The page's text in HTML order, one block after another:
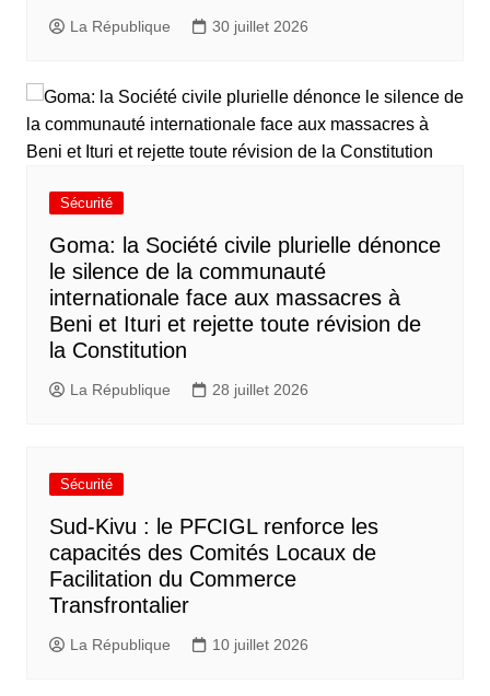
La République 30 juillet 2026
Sécurité
Goma: la Société civile plurielle dénonce
le silence de la communauté
internationale face aux massacres à
Beni et Ituri et rejette toute révision de
la Constitution
La République 28 juillet 2026
Sécurité
Sud-Kivu : le PFCIGL renforce les
capacités des Comités Locaux de
Facilitation du Commerce
Transfrontalier
La République 10 juillet 2026